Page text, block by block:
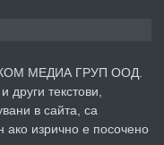
преди 2 години
уроци по
МЕДИА ГРУП ООД.
други текстови,
в сайта, са
ако изрично е посочено